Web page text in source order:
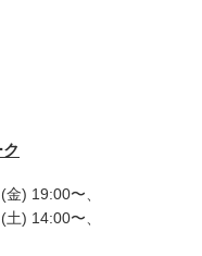
) 19:00〜、
) 14:00〜、